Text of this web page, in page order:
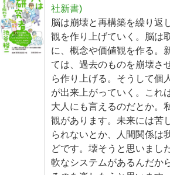
社新書)
脳は崩壊と再構築を繰り返
観を作り上げていく。脳は
に、概念や価値観を作る。
ては、過去のものを崩壊さ
ら作り上げる。そうして個
が出来上がっていく。これ
大人にも言えるのだとか。
観があります。未来には苦
られないとか、人間関係は
どです。壊そうと思いまし
軟なシステムがあるんだか